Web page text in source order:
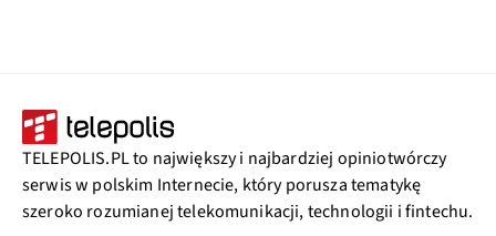
TELEPOLIS.PL to największy i najbardziej opiniotwórczy
serwis w polskim Internecie, który porusza tematykę
szeroko rozumianej telekomunikacji, technologii i fintechu.